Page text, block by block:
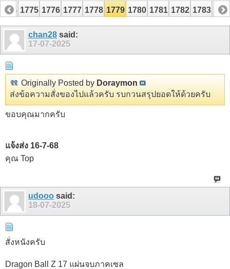
1775 1776 1777 1778 1779 1780 1781 1782 1783
chan28 said:
17-07-2025
Originally Posted by Doraymon
ส่งข้อความสั่งของไปแล้วครับ รบกวนสรุปยอดให้ด้วยครับ
ขอบคุณมากครับ
แจ้งส่ง 16-7-68
คุณ Top
udooo said:
18-07-2025
สั่งหนังครับ
Dragon Ball Z 17 แผ่นจบภาคเซล